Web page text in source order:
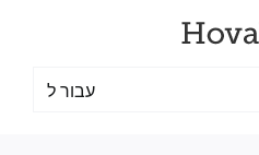
עבור ל